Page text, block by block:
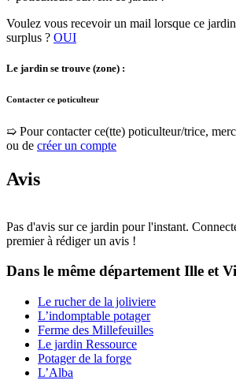
Voulez vous recevoir un mail lorsque ce
surplus ? OUI
Le jardin se trouve (zone) :
Contacter ce poticulteur
➯ Pour contacter ce(tte) poticulteur/trice,
ou de créer un compte
Avis
Pas d'avis sur ce jardin pour l'instant.
premier à rédiger un avis !
Dans le même départementIlle et
Le rucher de la joliviere
L’indomptable potager
Ferme des Millefeuilles
Le jardin Ressource
Potager de la forge
L’Alba